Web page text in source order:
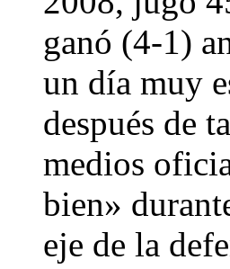
ganó (4-1)
un día muy
después de
medios
bien»
eje de la